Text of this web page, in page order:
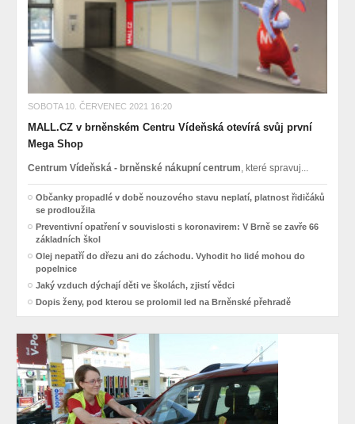
SOBOTA 10. ČERVENEC 2021 16:20
MALL.CZ v brněnském Centru Vídeňská otevírá svůj první
Mega Shop
Centrum Vídeňská - brněnské nákupní centrum, které spravuj...
Občanky propadlé v době nouzového stavu neplatí, platnost řidičáků
se prodloužila
Preventivní opatření v souvislosti s koronavirem: V Brně se zavře 66
základních škol
Olej nepatří do dřezu ani do záchodu. Vyhodit ho lidé mohou do
popelnice
Jaký vzduch dýchají děti ve školách, zjistí vědci
Dopis ženy, pod kterou se prolomil led na Brněnské přehradě